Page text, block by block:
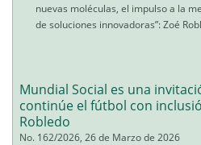
nuevas moléculas, el impulso a la
de soluciones innovadoras”: Zoé
Mundial Social es una
continúe el fútbol con
Robledo
No. 162/2026, 26 de Marzo de 2026